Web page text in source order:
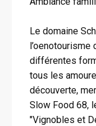
Le domaine
différentes
tous les
découverte,
Slow Food 68,
"Vignobles et